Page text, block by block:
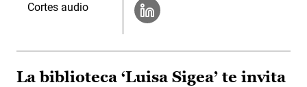
Cortes audio
La biblioteca ‘Luisa Sigea’ te invita